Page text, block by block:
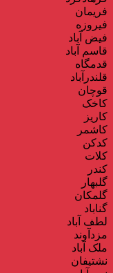
فریمان
فیروزه
فیض آباد
قاسم آباد
قدمگاه
قلندرآباد
قوچان
کاخک
کاریز
کاشمر
کدکن
کلات
کندر
گلبهار
گلمکان
گناباد
لطف آباد
مزدآوند
ملک آباد
نشتیفان